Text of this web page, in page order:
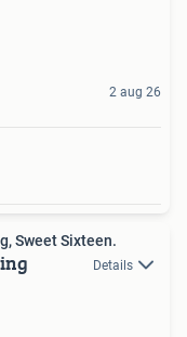
2 aug 26
Sweet Sixteen.
Details